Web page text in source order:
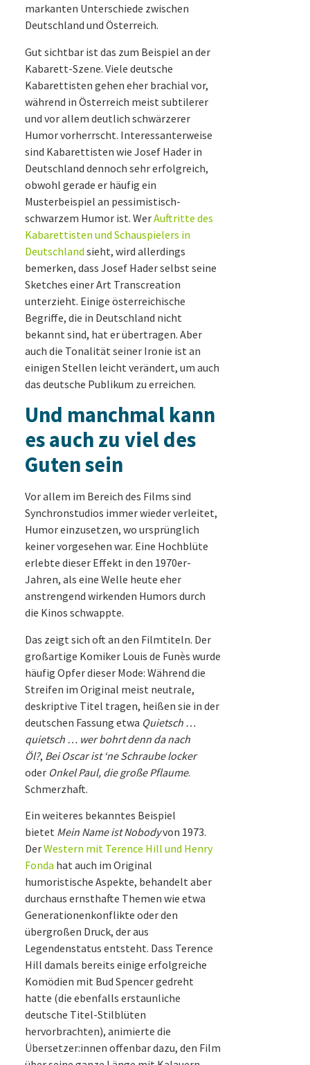
markanten Unterschiede zwischen
Deutschland und Österreich.
Gut sichtbar ist das zum Beispiel an der
Kabarett-Szene. Viele deutsche
Kabarettisten gehen eher brachial vor,
während in Österreich meist subtilerer
und vor allem deutlich schwärzerer
Humor vorherrscht. Interessanterweise
sind Kabarettisten wie Josef Hader in
Deutschland dennoch sehr erfolgreich,
obwohl gerade er häufig ein
Musterbeispiel an pessimistisch-
schwarzem Humor ist. WerAuftritte des
Kabarettisten und Schauspielers in
Deutschland sieht, wird allerdings
bemerken, dass Josef Hader selbst seine
Sketches einer Art Transcreation
unterzieht. Einige österreichische
Begriffe, die in Deutschland nicht
bekannt sind, hat er übertragen. Aber
auch die Tonalität seiner Ironie ist an
einigen Stellen leicht verändert, um auch
das deutsche Publikum zu erreichen.
Und manchmal kann
es auch zu viel des
Guten sein
Vor allem im Bereich des Films sind
Synchronstudios immer wieder verleitet,
Humor einzusetzen, wo ursprünglich
keiner vorgesehen war. Eine Hochblüte
erlebte dieser Effekt in den 1970er-
Jahren, als eine Welle heute eher
anstrengend wirkenden Humors durch
die Kinos schwappte.
Das zeigt sich oft an den Filmtiteln. Der
großartige Komiker Louis de Funès wurde
häufig Opfer dieser Mode: Während die
Streifen im Original meist neutrale,
deskriptive Titel tragen, heißen sie in der
deutschen Fassung etwa Quietsch …
quietsch … wer bohrt denn da nach
Öl?, Bei Oscar ist ‘ne Schraube locker
oder Onkel Paul, die große Pflaume.
Schmerzhaft.
Ein weiteres bekanntes Beispiel
bietet Mein Name ist Nobodyvon 1973.
DerWestern mit Terence Hill und Henry
Fonda hat auch im Original
humoristische Aspekte, behandelt aber
durchaus ernsthafte Themen wie etwa
Generationenkonflikte oder den
übergroßen Druck, der aus
Legendenstatus entsteht. Dass Terence
Hill damals bereits einige erfolgreiche
Komödien mit Bud Spencer gedreht
hatte (die ebenfalls erstaunliche
deutsche Titel-Stilblüten
hervorbrachten), animierte die
Übersetzer:innen offenbar dazu, den Film